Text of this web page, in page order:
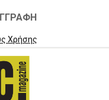
Χρήσης